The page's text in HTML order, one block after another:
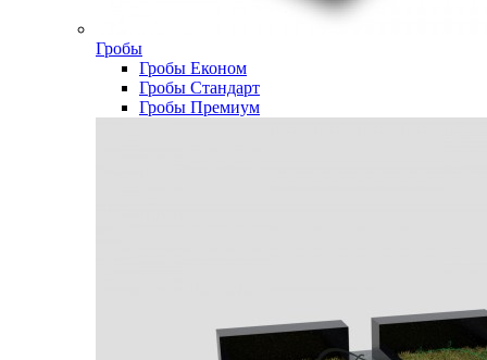
Гробы
Гробы Економ
Гробы Стандарт
Гробы Премиум